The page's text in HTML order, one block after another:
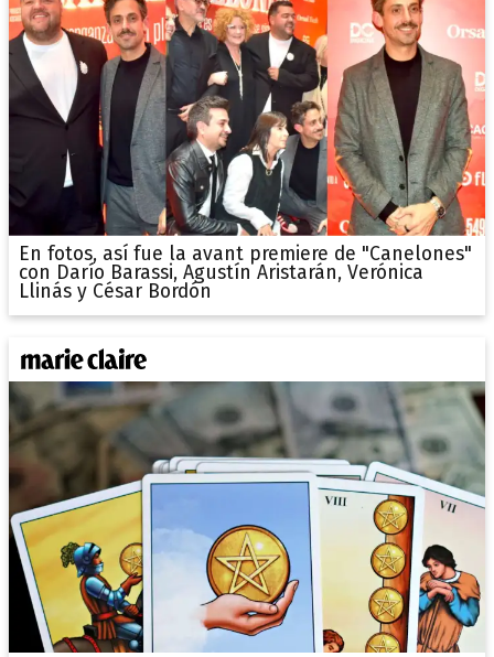
En fotos, así fue la avant premiere de "Canelones"
con Darío Barassi, Agustín Aristarán, Verónica
Llinás y César Bordón